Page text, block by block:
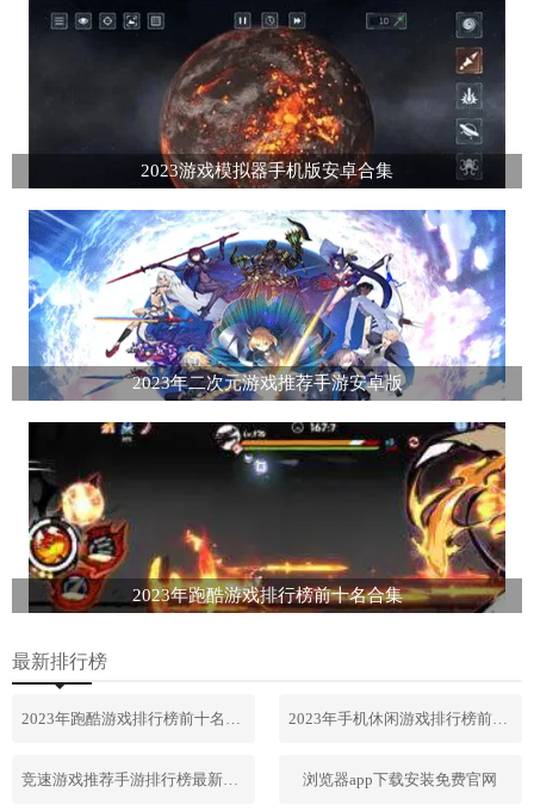
2023游戏模拟器手机版安卓合集
2023年二次元游戏推荐手游安卓版
2023年跑酷游戏排行榜前十名合集
最新排行榜
2023年手机休闲游戏排行榜前十名
浏览器app下载安装免费官网